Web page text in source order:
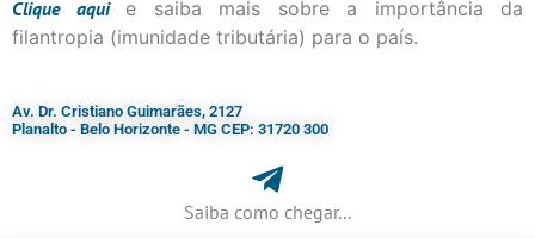
Cliqueaqui
e saiba mais sobre a importância da
filantropia (imunidade tributária) para o país.
Av. Dr. Cristiano Guimarães, 2127
Planalto - Belo Horizonte - MG CEP: 31720 300
Saiba como chegar...